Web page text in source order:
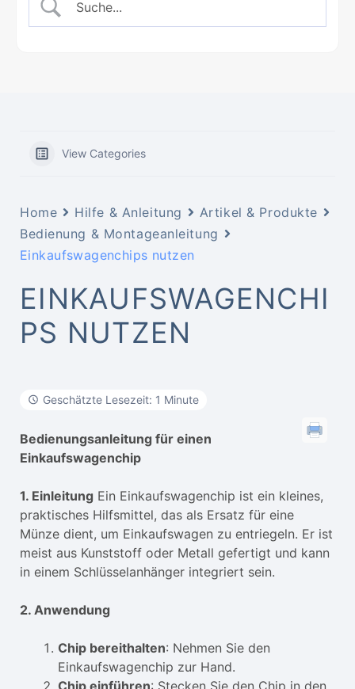
View Categories
Home Hilfe & Anleitung
Artikel & Produkte
Bedienung & Montageanleitung
Einkaufswagenchips nutzen
EINKAUFSWAGENCHI
PS NUTZEN
Geschätzte Lesezeit: 1 Minute
Bedienungsanleitung für einen
Einkaufswagenchip
1. Einleitung Ein Einkaufswagenchip ist ein kleines,
praktisches Hilfsmittel, das als Ersatz für eine
Münze dient, um Einkaufswagen zu entriegeln. Er ist
meist aus Kunststoff oder Metall gefertigt und kann
in einem Schlüsselanhänger integriert sein.
2. Anwendung
Chip bereithalten: Nehmen Sie den
Einkaufswagenchip zur Hand.
Chip einführen: Stecken Sie den Chip in den